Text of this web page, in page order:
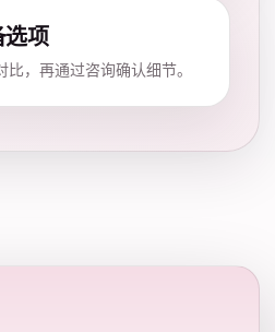
项
，再通过咨询确认细节。